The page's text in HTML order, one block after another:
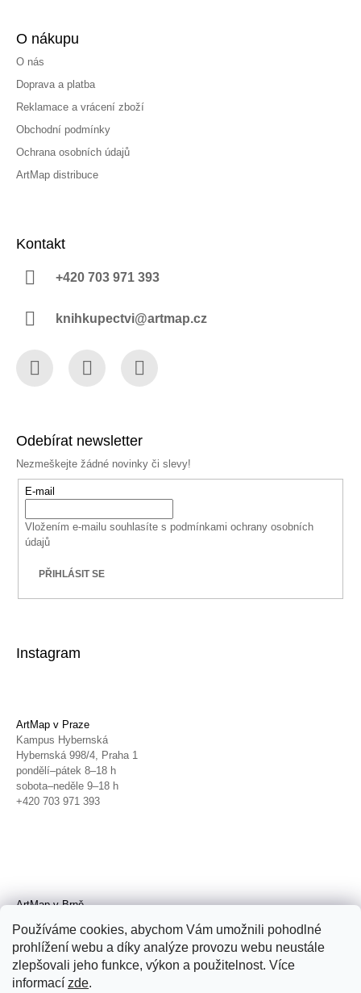
Používáme cookies, abychom Vám umožnili pohodlné
prohlížení webu a díky analýze provozu webu neustále
zlepšovali jeho funkce, výkon a použitelnost. Více
informací zde.
O nákupu
O nás
Doprava a platba
Reklamace a vrácení zboží
Obchodní podmínky
Ochrana osobních údajů
ArtMap distribuce
Kontakt
+420 703 971 393
knihkupectvi@artmap.cz
Odebírat newsletter
Nezmeškejte žádné novinky či slevy!
E-mail
Vložením e-mailu souhlasíte s podmínkami ochrany osobních
údajů
PŘIHLÁSIT SE
Instagram
ArtMap v Praze
Kampus Hybernská
Hybernská 998/4, Praha 1
pondělí–pátek 8–18 h
sobota–neděle 9–18 h
+420 703 971 393
ArtMap v Brně
Radnická 4, Brno
úterý–pátek 11–19 h
sobota 14–19 h
+420 702 152 298